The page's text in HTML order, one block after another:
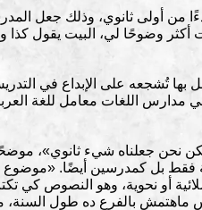
من أولى ثانوي، وذلك جعل
أكثر وضوحًا لي، البيت يقول
بها تُشجعه على الإبداع في
اللغات معامل للغة
لكن نحن جعلناه شيء ثانوي»،
فقط بل كمدرسين أيضًا. «موضوع
أو نحوية، وهو النصوص كي
ماهتمش بالفرع ده طول السنة،